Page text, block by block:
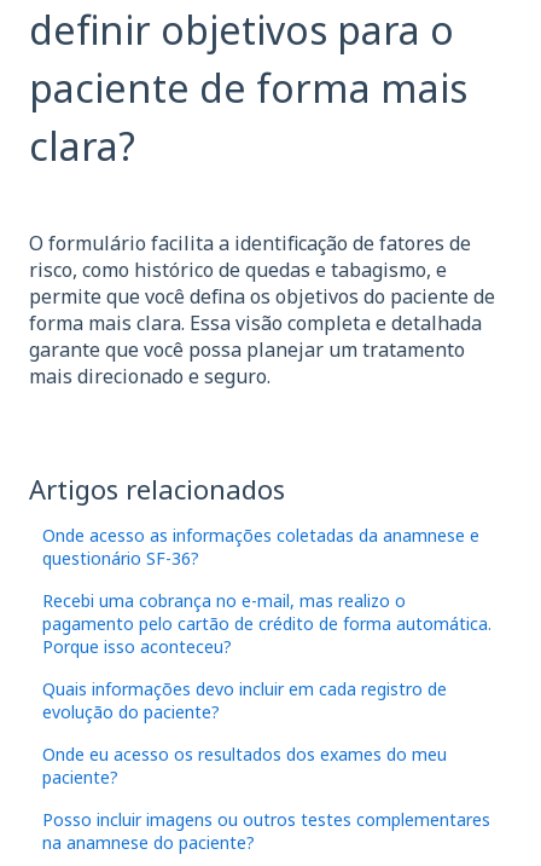
definir objetivos para o
paciente de forma mais
clara?
O formulário facilita a identificação de fatores de
risco, como histórico de quedas e tabagismo, e
permite que você defina os objetivos do paciente de
forma mais clara. Essa visão completa e detalhada
garante que você possa planejar um tratamento
mais direcionado e seguro.
Artigos relacionados
Onde acesso as informações coletadas da anamnese e
questionário SF-36?
Recebi uma cobrança no e-mail, mas realizo o
pagamento pelo cartão de crédito de forma automática.
Porque isso aconteceu?
Quais informações devo incluir em cada registro de
evolução do paciente?
Onde eu acesso os resultados dos exames do meu
paciente?
Posso incluir imagens ou outros testes complementares
na anamnese do paciente?